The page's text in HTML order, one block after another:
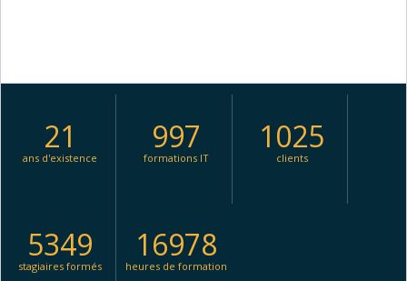
21
ans d'existence
997
formations IT
1025
clients
5349
stagiaires formés
16978
heures de formation